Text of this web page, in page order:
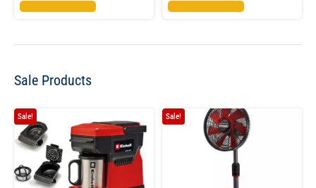
Προσθήκη στο καλάθι Προσθήκη στο καλάθι
Sale Products
Sale! Sale!